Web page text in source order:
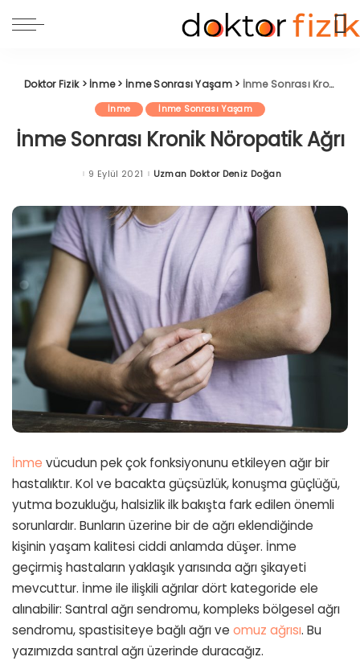
Doktor Fizik> İnme> İnme Sonrası Yaşam> İnme Sonrası Kronik Nöropatik Ağrı
İnme İnme Sonrası Yaşam
İnme Sonrası Kronik Nöropatik Ağrı
9 Eylül 2021 Posted
Uzman Doktor Deniz Doğan
İnme vücudun pek çok fonksiyonunu etkileyen ağır bir
hastalıktır. Kol ve bacakta güçsüzlük, konuşma güçlüğü,
yutma bozukluğu, halsizlik ilk bakışta fark edilen önemli
sorunlardır. Bunların üzerine bir de ağrı eklendiğinde
kişinin yaşam kalitesi ciddi anlamda düşer. İnme
geçirmiş hastaların yaklaşık yarısında ağrı şikayeti
mevcuttur. İnme ile ilişkili ağrılar dört kategoride ele
alınabilir: Santral ağrı sendromu, kompleks bölgesel ağrı
sendromu, spastisiteye bağlı ağrı ve omuz ağrısı. Bu
yazımızda santral ağrı üzerinde duracağız.